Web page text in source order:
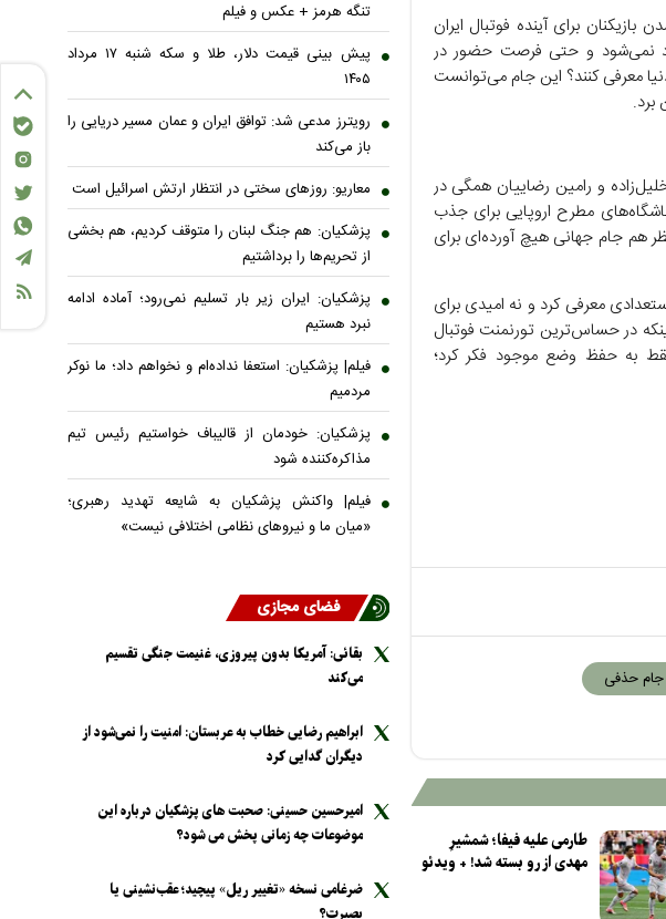
برای آینده فوتبال ایران
نمی‌شود و حتی فرصت حضور در
معرفی کنند؟ این جام می‌توانست
برد.
و رامین رضاییان همگی در
مطرح اروپایی برای جذب
هم جام جهانی هیچ آورده‌ای برای
معرفی کرد و نه امیدی برای
در حساس‌ترین تورنمنت فوتبال
به حفظ وضع موجود فکر کرد؛
جام حذفی
طارمی علیه فیفا؛ شمشیرِ
مهدی از رو بسته شد! + ویدئو
تنگه هرمز + عکس و فیلم
پیش بینی قیمت دلار، طلا و سکه شنبه ۱۷ مرداد
۱۴۰۵
رویترز مدعی شد: توافق ایران و عمان مسیر دریایی را
باز می‌کند
معاریو: روزهای سختی در انتظار ارتش اسرائیل است
پزشکیان: هم جنگ لبنان را متوقف کردیم، هم بخشی
از تحریم‌ها را برداشتیم
پزشکیان: ایران زیر بار تسلیم نمی‌رود؛ آماده ادامه
نبرد هستیم
فیلم| پزشکیان: استعفا نداده‌ام و نخواهم داد؛ ما نوکر
مردمیم
پزشکیان: خودمان از قالیباف خواستیم رئیس تیم
مذاکره‌کننده شود
فیلم| واکنش پزشکیان به شایعه تهدید رهبری؛
«میان ما و نیروهای نظامی اختلافی نیست»
فضای مجازی
بقائی: آمریکا بدون پیروزی، غنیمت جنگی تقسیم
می‌کند
ابراهیم رضایی خطاب به عربستان: امنیت را نمی‌شود از
دیگران گدایی کرد
امیرحسین حسینی: صحبت های پزشکیان درباره این
موضوعات چه زمانی پخش می شود؟
ضرغامی نسخه «تغییر ریل» پیچید؛ عقب‌نشینی یا
بصیرت؟